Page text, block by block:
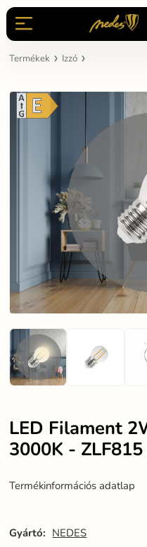
Termékek Izzó
LED Filament
3000K - ZLF815
Termékinformációs adatlap
Gyártó: NEDES